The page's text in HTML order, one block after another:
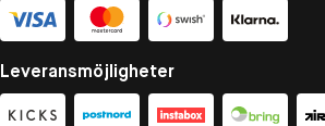
Leveransmöjligheter